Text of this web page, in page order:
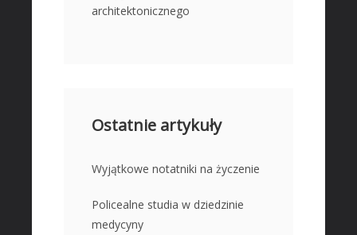
architektonicznego
Ostatnie artykuły
Wyjątkowe notatniki na życzenie
Policealne studia w dziedzinie
medycyny